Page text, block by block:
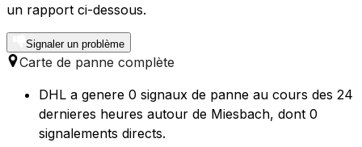
un rapport ci-dessous.
Signaler un problème
Carte de panne complète
DHL a genere 0 signaux de panne au cours des 24
dernieres heures autour de Miesbach, dont 0
signalements directs.